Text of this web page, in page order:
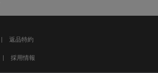
返品特約
採用情報